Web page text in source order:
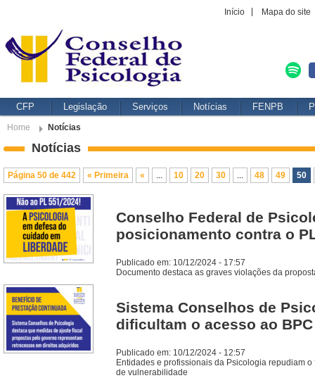
Início Mapa do site
CFP Legislação Serviços Notícias FENPB
Home Notícias
Notícias
Página 50 de 442 « Primeira « ... 10 20 30 ... 48 49 50
Conselho Federal de
posicionamento contra o
Publicado em: 10/12/2024 - 17:57
Documento destaca as graves violações da
Sistema Conselhos de
dificultam o acesso ao
Publicado em: 10/12/2024 - 12:57
Entidades e profissionais da Psicologia repudiam
de vulnerabilidade